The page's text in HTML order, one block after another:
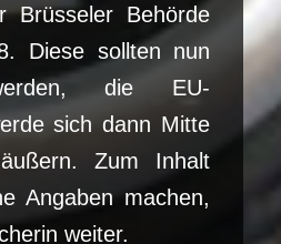
Brüsseler Behörde
Diese sollten nun
die EU-
sich dann Mitte
Zum Inhalt
Angaben machen,
weiter.